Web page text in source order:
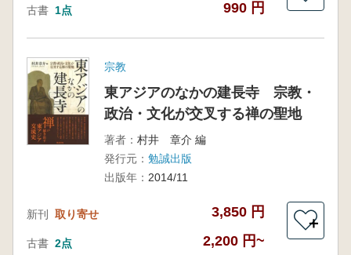
古書 1点 990 円
宗教
東アジアのなかの建長寺 宗教・
政治・文化が交叉する禅の聖地
著者： 村井 章介 編
発行元： 勉誠出版
出版年： 2014/11
新刊 取り寄せ 3,850 円
古書 2点 2,200 円~
＋